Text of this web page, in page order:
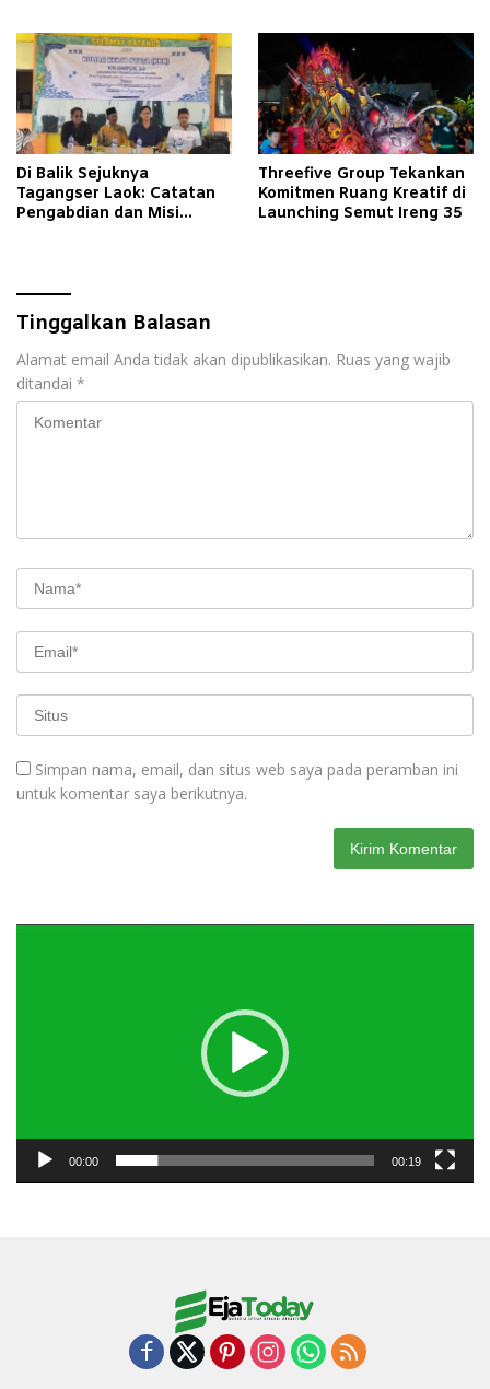
Di Balik Sejuknya
Tagangser Laok: Catatan
Pengabdian dan Misi
Threefive Group Tekankan
Komitmen Ruang Kreatif di
Launching Semut Ireng 35
Tinggalkan Balasan
Alamat email Anda tidak akan dipublikasikan. Ruas yang wajib
ditandai *
Simpan nama, email, dan situs web saya pada peramban ini
untuk komentar saya berikutnya.
00:00 00:19